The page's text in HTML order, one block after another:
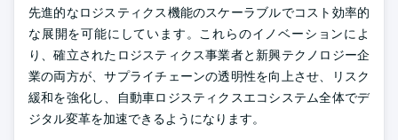
先進的なロジスティクス機能のスケーラブルでコスト効率的
な展開を可能にしています。これらのイノベーションによ
り、確立されたロジスティクス事業者と新興テクノロジー企
業の両方が、サプライチェーンの透明性を向上させ、リスク
緩和を強化し、自動車ロジスティクスエコシステム全体でデ
ジタル変革を加速できるようになります。